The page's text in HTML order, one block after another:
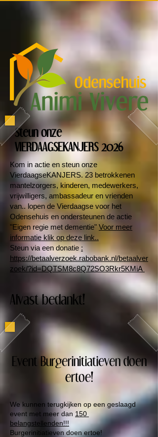
Steun onze
VIERDAAGSEKANJERS 2026
Kom in actie en steun onze
VierdaagseKANJERS. 23 betrokkenen
mantelzorgers, kinderen, medewerkers,
vrijwilligers, ambassadeur en vrienden
van.. lopen de Vierdaagse voor het
Odensehuis en ondersteunen de actie
"Eigen regie met dementie" Voor meer
informatie klik op deze link..
Steun via een donatie:
https://betaalverzoek.rabobank.nl/betaalver
zoek/?id=DQTSM8c8Q72SO3Rkr5KMiA
Alvast bedankt!
Event Burgerinitiatieven doen
ertoe!
We kunnen terugkijken op een geslaagd
event met meer dan 150
belangstellenden!!!
Burgerinitiatieven doen ertoe!